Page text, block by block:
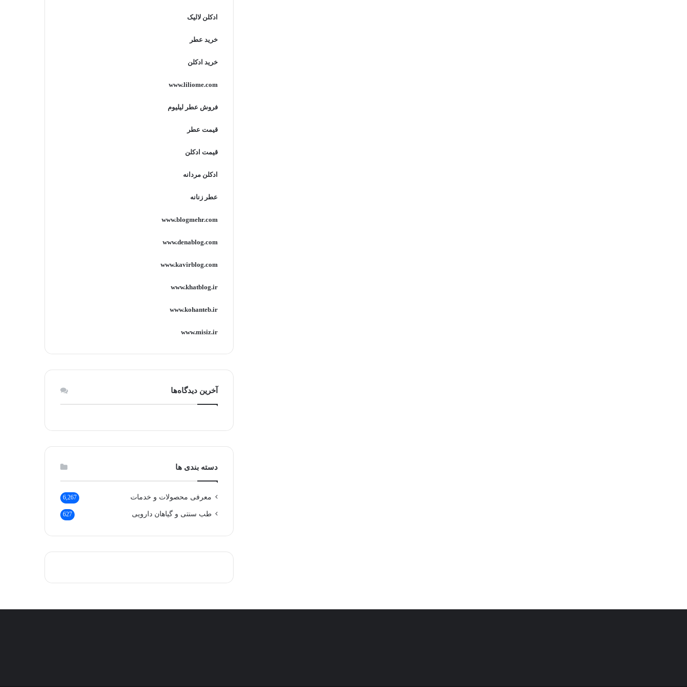
ادکلن لالیک
خرید عطر
خرید ادکلن
www.liliome.com
فروش عطر لیلیوم
قیمت عطر
قیمت ادکلن
ادکلن مردانه
عطر زنانه
www.blogmehr.com
www.denablog.com
www.kavirblog.com
www.khatblog.ir
www.kohanteb.ir
www.misiz.ir
آخرین دیدگاه‌ها
دسته بندی ها
معرفی محصولات و خدمات 6,267
طب سنتی و گیاهان دارویی 627